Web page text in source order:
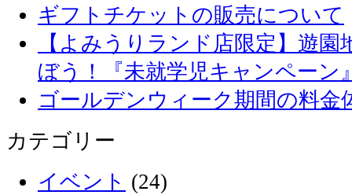
ギフトチケットの販売について
【よみうりランド店限定】遊
ぼう！『未就学児キャンペーン
ゴールデンウィーク期間の料金
カテゴリー
イベント (24)